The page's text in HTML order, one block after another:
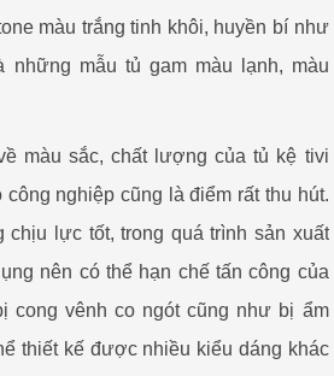
màu trắng tinh khôi, huyền bí như
những mẫu tủ gam màu lạnh, màu
màu sắc, chất lượng của tủ kệ tivi
nghiệp cũng là điểm rất thu hút.
chịu lực tốt, trong quá trình sản xuất
nên có thể hạn chế tấn công của
cong vênh co ngót cũng như bị ẩm
thiết kế được nhiều kiểu dáng khác